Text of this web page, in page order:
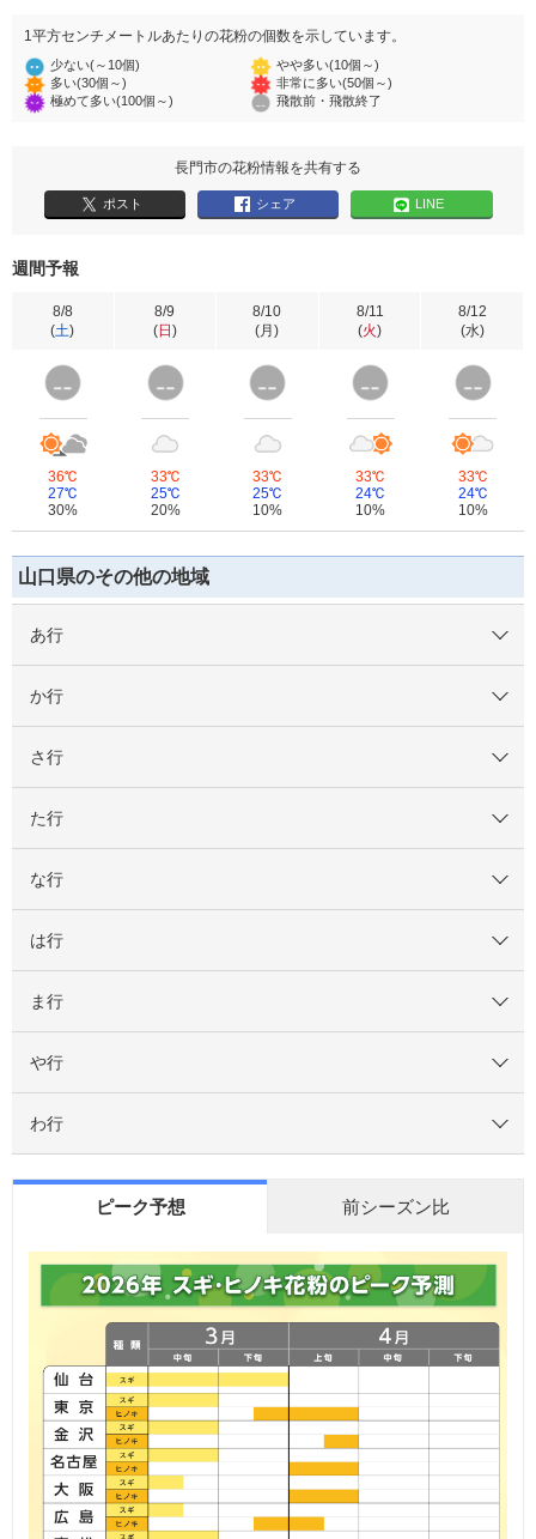
1平方センチメートルあたりの花粉の個数を示しています。
少ない(～10個)
やや多い(10個～)
多い(30個～)
非常に多い(50個～)
極めて多い(100個～)
飛散前・飛散終了
長門市の花粉情報を共有する
ポスト シェア LINE
週間予報
8/8
(土)
36℃
27℃
30%
8/9
(日 )
33℃
25℃
20%
8/10
(月)
33℃
25℃
10%
8/11
(火)
33℃
24℃
10%
8/12
(水)
33℃
24℃
10%
山口県のその他の地域
あ行
か行
さ行
た行
な行
は行
ま行
や行
わ行
ピーク予想 前シーズン比